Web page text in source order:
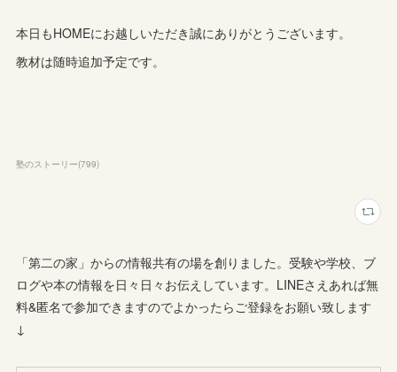
本日もHOMEにお越しいただき誠にありがとうございます。
教材は随時追加予定です。
塾のストーリー(799)
「第二の家」からの情報共有の場を創りました。受験や学校、ブ
ログや本の情報を日々日々お伝えしています。LINEさえあれば無
料&匿名で参加できますのでよかったらご登録をお願い致します
↓